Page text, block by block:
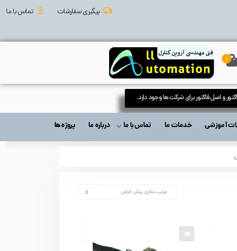
پیگیری سفارشات تماس با ما
0
و اصل فاکتور برای شرکت ها وجود دارد.
آموزشی خدمات ما تماس با ما درباره ما پروژه ها